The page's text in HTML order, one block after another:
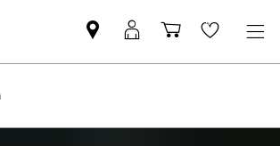
MINI
partner
MyMini-
login
Wishlist